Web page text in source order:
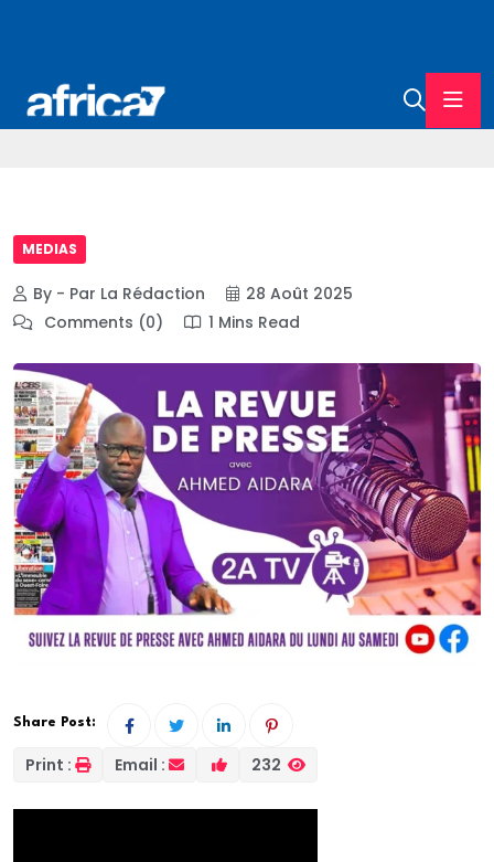
MEDIAS
By - Par La Rédaction
28 Août 2025
Comments (0)
1 Mins Read
Share Post:
Print : Email : 232